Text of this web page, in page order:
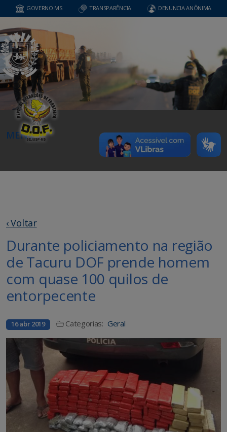
GOVERNO MS TRANSPARÊNCIA DENUNCIA ANÔNIMA
MENU
‹ Voltar
Durante policiamento na região
de Tacuru DOF prende homem
com quase 100 quilos de
entorpecente
16 abr 2019 Categorias: Geral